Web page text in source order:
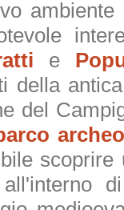
ambiente
e
della
del
scoprire